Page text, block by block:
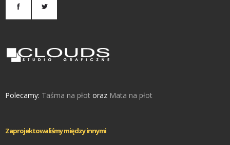
Polecamy: Taśma na płot oraz Mata na płot
Zaprojektowaliśmy między innymi